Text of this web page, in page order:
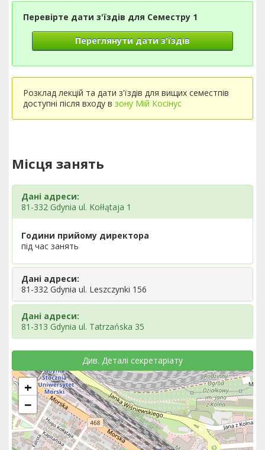
Перевірте дати з'їздів для Семестру 1
Переглянути дати з'їздів
Розклад лекцій та дати з'їздів для вищих семестпів
доступні після входу в зону Мій Косінус
Місця занять
Дані адреси:
81-332 Gdynia ul. Kołłątaja 1
Години прийому директора
під час занять
Дані адреси:
81-332 Gdynia ul. Leszczynki 156
Дані адреси:
81-313 Gdynia ul. Tatrzańska 35
Див. Деталі секретаріату
+
−